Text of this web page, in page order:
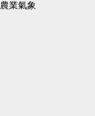
農業氣象